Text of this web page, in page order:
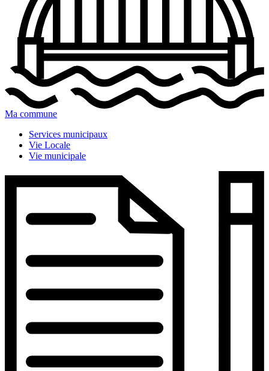
Ma commune
Services municipaux
Vie Locale
Vie municipale